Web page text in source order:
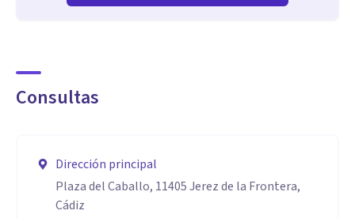
Consultas
Dirección principal
Plaza del Caballo, 11405 Jerez de la Frontera,
Cádiz